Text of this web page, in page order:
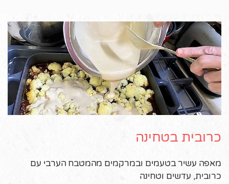
כרובית בטחינה
מאפה עשיר בטעמים ובמרקמים מהמטבח הערבי עם
כרובית, עדשים וטחינה